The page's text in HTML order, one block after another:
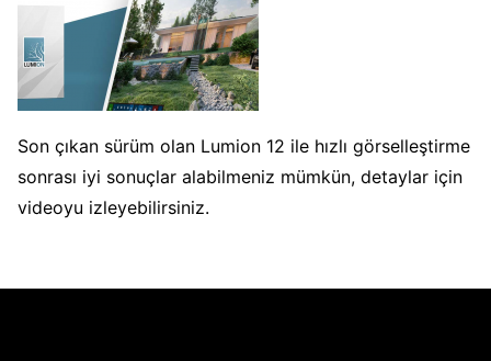
Son çıkan sürüm olan Lumion 12 ile hızlı görselleştirme
sonrası iyi sonuçlar alabilmeniz mümkün, detaylar için
videoyu izleyebilirsiniz.